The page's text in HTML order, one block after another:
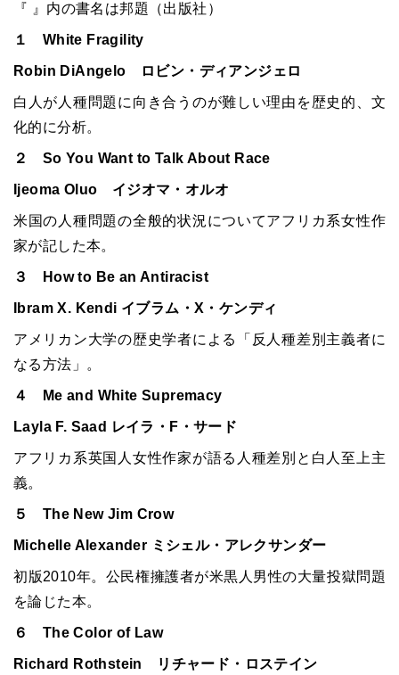
『 』内の書名は邦題（出版社）
１ White Fragility
Robin DiAngelo ロビン・ディアンジェロ
白人が人種問題に向き合うのが難しい理由を歴史的、文
化的に分析。
２ So You Want to Talk About Race
Ijeoma Oluo イジオマ・オルオ
米国の人種問題の全般的状況についてアフリカ系女性作
家が記した本。
３ How to Be an Antiracist
Ibram X. Kendi イブラム・X・ケンディ
アメリカン大学の歴史学者による「反人種差別主義者に
なる方法」。
４ Me and White Supremacy
Layla F. Saad レイラ・F・サード
アフリカ系英国人女性作家が語る人種差別と白人至上主
義。
５ The New Jim Crow
Michelle Alexander ミシェル・アレクサンダー
初版2010年。公民権擁護者が米黒人男性の大量投獄問題
を論じた本。
６ The Color of Law
Richard Rothstein リチャード・ロステイン